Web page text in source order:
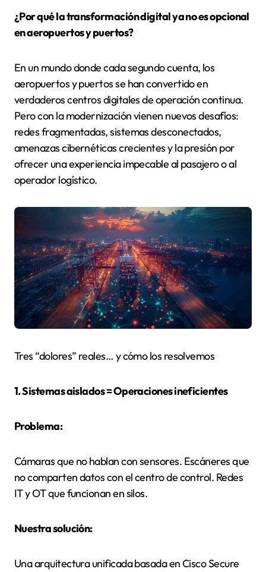
¿Por qué la transformación digital ya no es opcional
en aeropuertos y puertos?
En un mundo donde cada segundo cuenta, los
aeropuertos y puertos se han convertido en
verdaderos centros digitales de operación continua.
Pero con la modernización vienen nuevos desafíos:
redes fragmentadas, sistemas desconectados,
amenazas cibernéticas crecientes y la presión por
ofrecer una experiencia impecable al pasajero o al
operador logístico.
Tres “dolores” reales… y cómo los resolvemos
1. Sistemas aislados = Operaciones ineficientes
Problema:
Cámaras que no hablan con sensores. Escáneres que
no comparten datos con el centro de control. Redes
IT y OT que funcionan en silos.
Nuestra solución:
Una arquitectura unificada basada en Cisco Secure